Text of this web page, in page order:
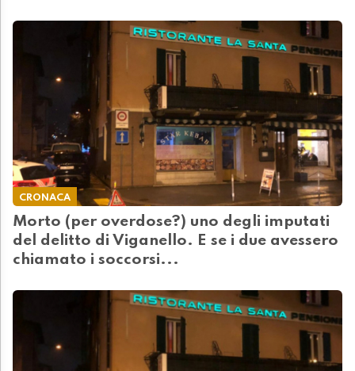
CRONACA
Morto (per overdose?) uno degli imputati
del delitto di Viganello. E se i due avessero
chiamato i soccorsi...